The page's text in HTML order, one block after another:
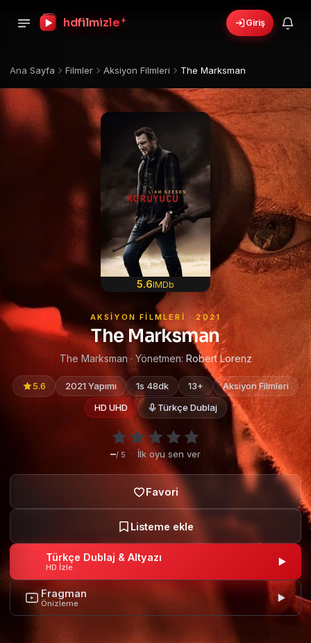
hdfilmizle + Giriş
Ana Sayfa Filmler Aksiyon Filmleri The Marksman
5.6IMDb
AKSIYON FILMLERI · 2021
The Marksman
The Marksman · Yönetmen: Robert Lorenz
5.6 2021 Yapımı 1s 48dk 13+
Aksiyon Filmleri
HD UHD
Türkçe Dublaj
–/ 5 · İlk oyu sen ver
Türkçe Dublaj & Altyazı
HD İzle
Fragman
Önizleme